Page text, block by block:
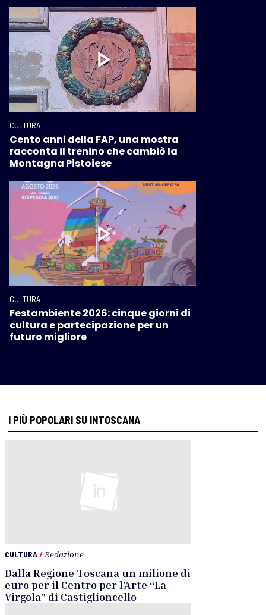
CULTURA
Cento anni della FAP, una mostra
racconta il trenino che cambiò la
Montagna Pistoiese
CULTURA
Festambiente 2026: cinque giorni di
cultura e partecipazione per un
futuro migliore
I PIÙ POPOLARI SU INTOSCANA
CULTURA/ Redazione
Dalla Regione Toscana un milione di
euro per il Centro per l’Arte “La
Virgola” di Castiglioncello